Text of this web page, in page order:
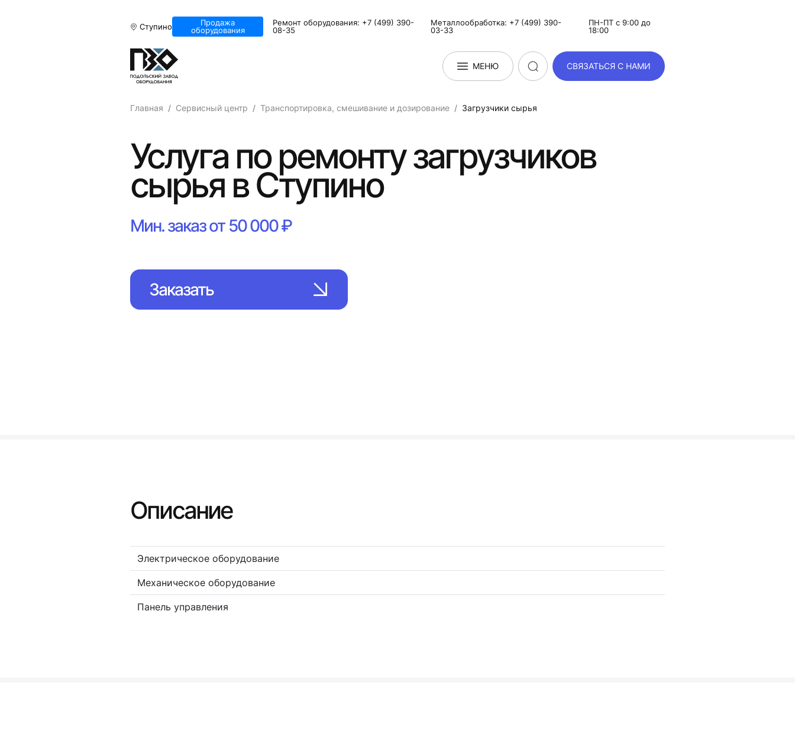
Ступино
Продажа
оборудования
Ремонт оборудования: +7 (499) 390-
08-35
Металлообработка: +7 (499) 390-
03-33
ПН-ПТ с 9:00 до
18:00
МЕНЮ СВЯЗАТЬСЯ С НАМИ
Главная Сервисный центр Транспортировка, смешивание и дозирование Загрузчики сырья
Услуга по ремонту загрузчиков
сырья в Ступино
Мин. заказ от 50 000 ₽
Заказать
Описание
Электрическое оборудование
Механическое оборудование
Панель управления